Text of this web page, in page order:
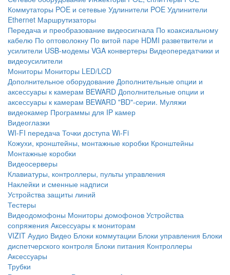
Коммутаторы POE и сетевые Удлинители POE Удлинители
Ethernet Маршрутизаторы
Передача и преобразование видеосигнала По коаксиальному
кабелю По оптоволокну По витой паре HDMI разветвители и
усилители USB-модемы VGA конвертеры Видеопередатчики и
видеоусилители
Мониторы Мониторы LED/LCD
Дополнительное оборудование Дополнительные опции и
аксессуары к камерам BEWARD Дополнительные опции и
аксессуары к камерам BEWARD "BD"-серии. Муляжи
видеокамер Программы для IP камер
Видеоглазки
WI-FI передача Точки доступа Wi-Fi
Кожухи, кронштейны, монтажные коробки Кронштейны
Монтажные коробки
Видеосерверы
Клавиатуры, контроллеры, пульты управления
Наклейки и сменные надписи
Устройства защиты линий
Тестеры
Видеодомофоны Мониторы домофонов Устройства
сопряжения Аксессуары к мониторам
VIZIT Аудио Видео Блоки коммутации Блоки управления Блоки
диспетчерского контроля Блоки питания Контроллеры
Аксессуары
Трубки